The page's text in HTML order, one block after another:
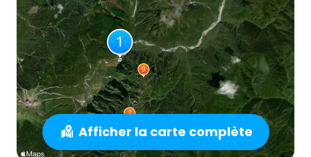
Afficher la carte complète